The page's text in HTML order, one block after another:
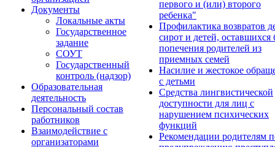
Документы
Локальные акты
Государственное
задание
СОУТ
Государственный
контроль (надзор)
Образовательная
деятельность
Персональный состав
работников
Взаимодействие с
организаторами
первого и (или) второго
ребенка"
Профилактика возвратов
сирот и детей, оставшихся
попечения родителей из
приемных семей
Насилие и жестокое
с детьми
Средства лингвистической
доступности для лиц с
нарушением психических
функций
Рекомендации родителям